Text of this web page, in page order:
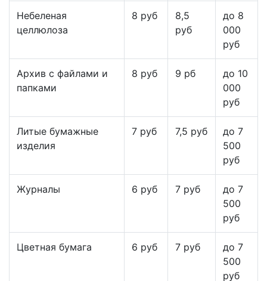
Небеленая
целлюлоза
8 руб
8,5
руб
до 8
000
руб
Архив с файлами и
папками
8 руб 9 рб
до 10
000
руб
Литые бумажные
изделия
7 руб 7,5 руб
до 7
500
руб
Журналы 6 руб 7 руб
до 7
500
руб
Цветная бумага 6 руб 7 руб
до 7
500
руб